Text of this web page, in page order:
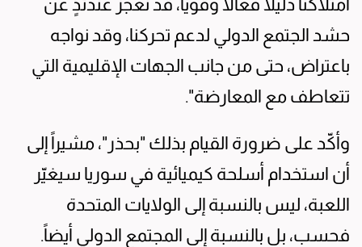
امتلاكنا دليلاً فعالاً وقوياً، قد نعجز عندئذٍ عن
حشد الجتمع الدولي لدعم تحركنا، وقد نواجه
باعتراض، حتى من جانب الجهات الإقليمية التي
تتعاطف مع المعارضة".
وأكّد على ضرورة القيام بذلك "بحذر"، مشيراً إلى
أن استخدام أسلحة كيميائية في سوريا سيغيّر
اللعبة، ليس بالنسبة إلى الولايات المتحدة
فحسب، بل بالنسبة إلى المجتمع الدولي أيضاً.